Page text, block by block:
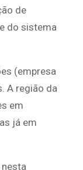
de
do sistema
(empresa
A região da
em
já em